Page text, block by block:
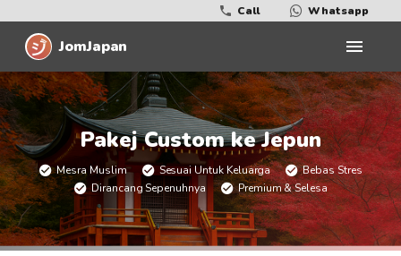
Call Whatsapp
JomJapan
Pakej Custom ke Jepun
Mesra Muslim Sesuai Untuk Keluarga
Bebas Stres
Dirancang Sepenuhnya
Premium & Selesa